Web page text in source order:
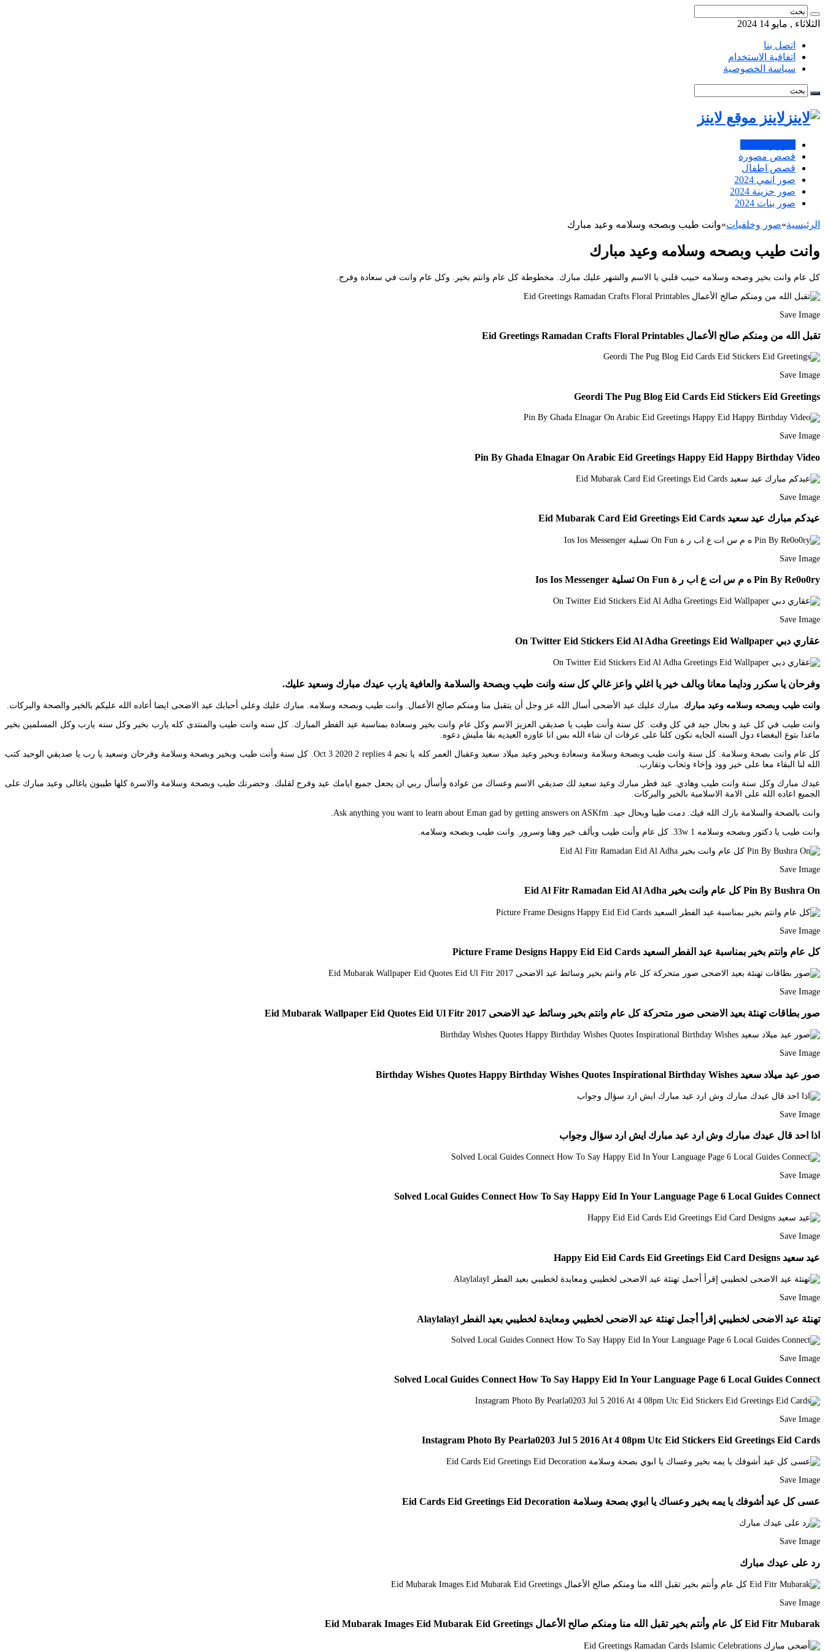
الثلاثاء , مايو 14 2024
اتصل بنا
اتفاقية الاستخدام
سياسة الخصوصية
لاينز موقع لاينز
قصص مصورة
قصص اطفال
صور انمي 2024
صور حزينة 2024
صور بنات 2024
الرئيسية»صور وخلفيات»وانت طيب وبصحه وسلامه وعيد مبارك
وانت طيب وبصحه وسلامه وعيد مبارك
كل عام وانت بخير وصحه وسلامه حبيب قلبي يا الاسم والشهر عليك مبارك. مخطوطة كل عام وانتم بخير. وكل عام وانت في سعادة وفرح.
Save Image
تقبل الله من ومنكم صالح الأعمال Eid Greetings Ramadan Crafts Floral Printables
Save Image
Geordi The Pug Blog Eid Cards Eid Stickers Eid Greetings
Save Image
Pin By Ghada Elnagar On Arabic Eid Greetings Happy Eid Happy Birthday Video
Save Image
عيدكم مبارك عيد سعيد Eid Mubarak Card Eid Greetings Eid Cards
Save Image
Pin By Re0o0ry ه م س ات ع اب ر ة On Fun تسلية Ios Ios Messenger
Save Image
عقاري دبي On Twitter Eid Stickers Eid Al Adha Greetings Eid Wallpaper
وفرحان يا سكرر ودايما معانا وبالف خير يا اغلي واعز غالي كل سنه وانت طيب وبصحة والسلامة والعافية يارب عيدك مبارك وسعيد عليك.
وانت طيب وبصحه وسلامه وعيد مبارك . مبارك عليك عيد الأضحى أسال الله عز وجل أن يتقبل منا ومنكم صالح الأعمال. وانت طيب وبصحه وسلامه. مبارك عليك وعلى أحبابك عيد الاضحى ايضا أعاده الله عليكم بالخير والصحة والبركات.
وانت طيب في كل عيد و بحال جيد في كل وقت. كل سنة وأنت طيب يا صديقي العزيز الاسم وكل عام وانت بخير وسعادة بمناسبة عيد الفطر المبارك. كل سنه وانت طيب والمنتدى كله يارب بخير وكل سنه يارب وكل المسلمين بخير
ماعدا بتوع البغضاء دول السنه الجايه نكون كلنا على عرفات ان شاء الله بس انا عاوزه العيديه بقا مليش دعوه.
كل عام وانت بصحة وسلامة. كل سنة وانت طيب وبصحة وسلامة وسعادة وبخير وعيد ميلاد سعيد وعقبال العمر كله يا نجم 4 Oct 3 2020 2 replies. كل سنة وأنت طيب وبخير وبصحة وسلامة وفرحان وسعيد يا رب يا صديقي الوحيد كتب
الله لنا البقاء معا على خير وود وإخاء وتحاب وتقارب.
عيدك مبارك وكل سنة وانت طيب وهادي. عيد فطر مبارك وعيد سعيد لك صديقي الاسم وعساك من عوادة وأسأل ربي ان يجعل جميع ايامك عيد وفرح لقلبك. وحضرتك طيب وبصحة وسلامة والاسرة كلها طيبون ياغالى وعيد مبارك على
الجميع اعاده الله على الامة الاسلامية بالخير والبركات.
وانت بالصحة والسلامة بارك الله فيك. دمت طيبا وبحال جيد. Ask anything you want to learn about Eman gad by getting answers on ASKfm.
وانت طيب يا دكتور وبصحه وسلامه 1 33w. كل عام وأنت طيب وبألف خير وهنا وسرور. وانت طيب وبصحه وسلامه.
Save Image
Pin By Bushra On كل عام وانت بخير Eid Al Fitr Ramadan Eid Al Adha
Save Image
كل عام وانتم بخير بمناسبة عيد الفطر السعيد Picture Frame Designs Happy Eid Eid Cards
Save Image
صور بطاقات تهنئة بعيد الاضحى صور متحركة كل عام وانتم بخير وسائط عيد الاضحى 2017 Eid Mubarak Wallpaper Eid Quotes Eid Ul Fitr
Save Image
صور عيد ميلاد سعيد Birthday Wishes Quotes Happy Birthday Wishes Quotes Inspirational Birthday Wishes
Save Image
اذا احد قال عيدك مبارك وش ارد عيد مبارك ايش ارد سؤال وجواب
Save Image
Solved Local Guides Connect How To Say Happy Eid In Your Language Page 6 Local Guides Connect
Save Image
عيد سعيد Happy Eid Eid Cards Eid Greetings Eid Card Designs
Save Image
تهنئة عيد الاضحى لخطيبي إقرأ أجمل تهنئة عيد الاضحى لخطيبي ومعايدة لخطيبي بعيد الفطر Alaylalayl
Save Image
Solved Local Guides Connect How To Say Happy Eid In Your Language Page 6 Local Guides Connect
Save Image
Instagram Photo By Pearla0203 Jul 5 2016 At 4 08pm Utc Eid Stickers Eid Greetings Eid Cards
Save Image
عسى كل عيد أشوفك يا يمه بخير وعساك يا ابوي بصحة وسلامة Eid Cards Eid Greetings Eid Decoration
Save Image
رد على عيدك مبارك
Save Image
Eid Fitr Mubarak كل عام وأنتم بخير تقبل الله منا ومنكم صالح الأعمال Eid Mubarak Images Eid Mubarak Eid Greetings